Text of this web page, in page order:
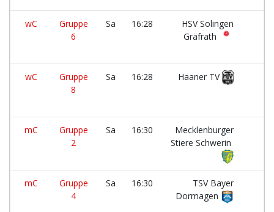
wC
Gruppe
6
Sa 16:28
HSV Solingen
Gräfrath
wC
Gruppe
8
Sa 16:28 Haaner TV
mC
Gruppe
2
Sa 16:30
Mecklenburger
Stiere Schwerin
mC
Gruppe
4
Sa 16:30
TSV Bayer
Dormagen